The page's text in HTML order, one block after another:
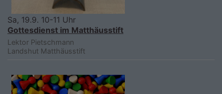
Sa, 19.9. 10-11 Uhr
Gottesdienst im Matthäusstift
Lektor Pietschmann
Landshut Matthäusstift